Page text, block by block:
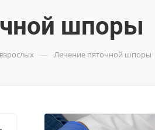
шпоры
— Лечение пяточной шпоры